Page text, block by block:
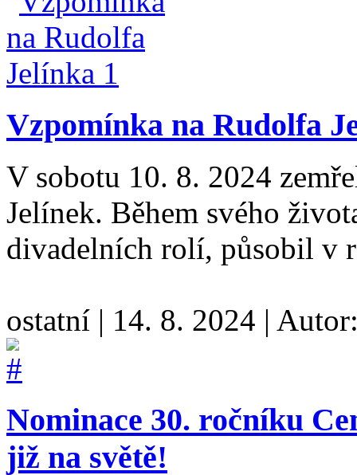
Vzpomínka na Rudolfa
V sobotu 10. 8. 2024
Jelínek. Během svého
divadelních rolí, působil v
ostatní | 14. 8. 2024 |
Nominace 30. ročníku
již na světě!